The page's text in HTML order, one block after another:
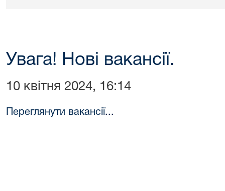
Увага! Нові вакансії.
10 квітня 2024, 16:14
Переглянути вакансії...